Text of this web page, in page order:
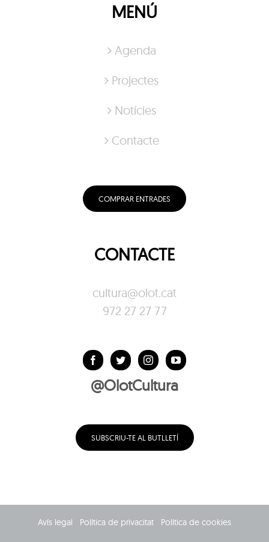
MENÚ
Agenda
Projectes
Notícies
Contacte
COMPRAR ENTRADES
CONTACTE
cultura@olot.cat
972 27 27 77
@OlotCultura
SUBSCRIU-TE AL BUTLLETÍ
Avís legal Política de privacitat Política de cookies